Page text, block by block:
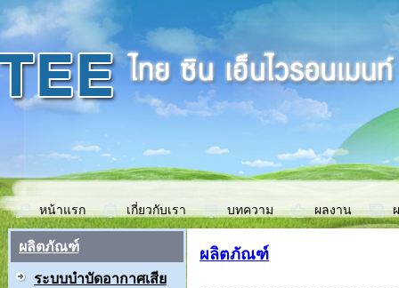
หน้าแรก เกี่ยวกับเรา บทความ ผลงาน
ผลิตภัณฑ์
ระบบบำบัดอากาศเสีย
ผลิตภัณฑ์